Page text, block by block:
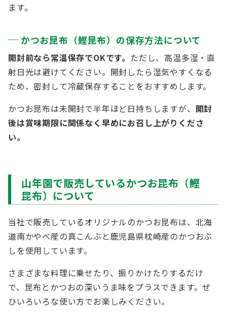
ます。
かつお昆布（鰹昆布）の保存方法について
開封前なら常温保存でOKです。 ただし、高温多湿・直
射日光は避けてください。開封したら湿気やすくなる
ため、密封して冷蔵保存することをおすすめします。
かつお昆布は未開封で半年ほど日持ちしますが、 開封
後は賞味期限に関係なく早めにお召し上がりくださ
い。
山年園で販売しているかつお昆布（鰹
昆布）について
当社で販売しているオリジナルのかつお昆布は、北海
道南かやべ産の真こんぶと鹿児島県枕崎産のかつおぶ
しを使用しています。
さまざまな料理に乗せたり、振りかけたりするだけ
で、昆布とかつおの深いうま味をプラスできます。ぜ
ひいろいろな使い方でお楽しみください。